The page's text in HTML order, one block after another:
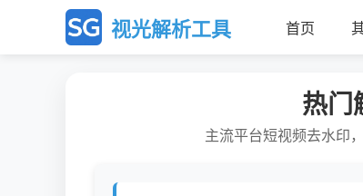
视光解析工具 首页
热门
主流平台短视频去水印